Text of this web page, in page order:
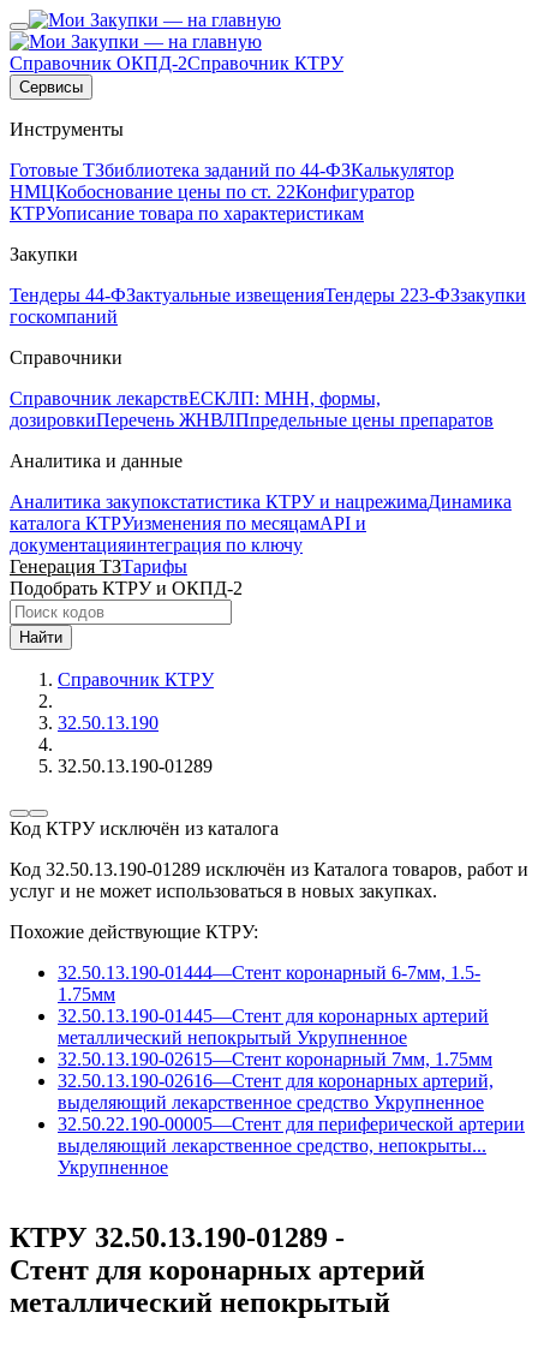
Справочник ОКПД-2Справочник КТРУ
Сервисы
Инструменты
Готовые ТЗбиблиотека заданий по 44-ФЗКалькулятор
НМЦКобоснование цены по ст. 22Конфигуратор
КТРУописание товара по характеристикам
Закупки
Тендеры 44-ФЗактуальные извещенияТендеры 223-ФЗзакупки
госкомпаний
Справочники
Справочник лекарствЕСКЛП: МНН, формы,
дозировкиПеречень ЖНВЛПпредельные цены препаратов
Аналитика и данные
Аналитика закупокстатистика КТРУ и нацрежимаДинамика
каталога КТРУизменения по месяцамAPI и
документацияинтеграция по ключу
Генерация ТЗТарифы
Подобрать КТРУ и ОКПД-2
Найти
Справочник КТРУ
32.50.13.190
32.50.13.190-01289
Код КТРУ исключён из каталога
Код 32.50.13.190-01289 исключён из Каталога товаров, работ и
услуг и не может использоваться в новых закупках.
Похожие действующие КТРУ:
32.50.13.190-01444—Стент коронарный 6-7мм, 1.5-
1.75мм
32.50.13.190-01445—Стент для коронарных артерий
металлический непокрытый Укрупненное
32.50.13.190-02615—Стент коронарный 7мм, 1.75мм
32.50.13.190-02616—Стент для коронарных артерий,
выделяющий лекарственное средство Укрупненное
32.50.22.190-00005—Стент для периферической артерии
выделяющий лекарственное средство, непокрыты...
Укрупненное
КТРУ 32.50.13.190-01289 -
Стент для коронарных артерий
металлический непокрытый